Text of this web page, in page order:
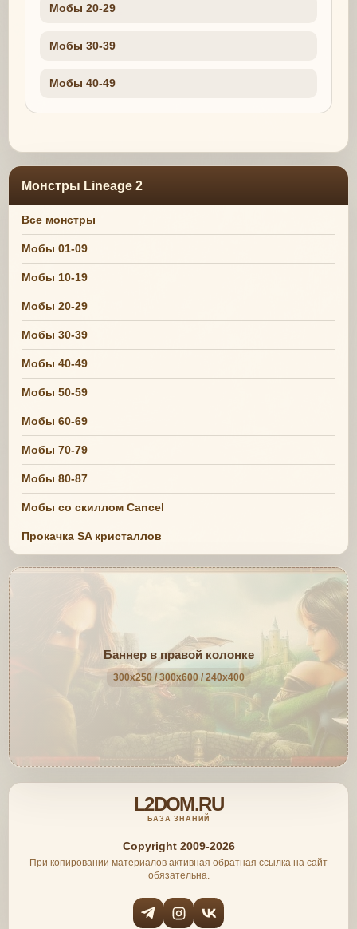
Мобы 20-29
Мобы 30-39
Мобы 40-49
Монстры Lineage 2
Все монстры
Мобы 01-09
Мобы 10-19
Мобы 20-29
Мобы 30-39
Мобы 40-49
Мобы 50-59
Мобы 60-69
Мобы 70-79
Мобы 80-87
Мобы со скиллом Cancel
Прокачка SA кристаллов
Баннер в правой колонке
300x250 / 300x600 / 240x400
L2DOM.RU
БАЗА ЗНАНИЙ
Copyright 2009-2026
При копировании материалов активная обратная ссылка на сайт
обязательна.